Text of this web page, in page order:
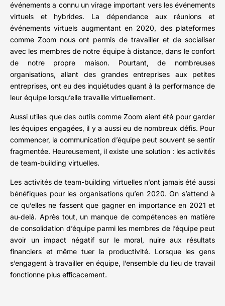
événements a connu un virage important vers les événements
virtuels et hybrides. La dépendance aux réunions et
événements virtuels augmentant en 2020, des plateformes
comme Zoom nous ont permis de travailler et de socialiser
avec les membres de notre équipe à distance, dans le confort
de notre propre maison. Pourtant, de nombreuses
organisations, allant des grandes entreprises aux petites
entreprises, ont eu des inquiétudes quant à la performance de
leur équipe lorsqu’elle travaille virtuellement.
Aussi utiles que des outils comme Zoom aient été pour garder
les équipes engagées, il y a aussi eu de nombreux défis. Pour
commencer, la communication d’équipe peut souvent se sentir
fragmentée. Heureusement, il existe une solution : les activités
de team-building virtuelles.
Les activités de team-building virtuelles n’ont jamais été aussi
bénéfiques pour les organisations qu’en 2020. On s’attend à
ce qu’elles ne fassent que gagner en importance en 2021 et
au-delà. Après tout, un manque de compétences en matière
de consolidation d’équipe parmi les membres de l’équipe peut
avoir un impact négatif sur le moral, nuire aux résultats
financiers et même tuer la productivité. Lorsque les gens
s’engagent à travailler en équipe, l’ensemble du lieu de travail
fonctionne plus efficacement.